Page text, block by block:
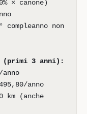
× canone)
non
(primi 3 anni):
anno
km (anche